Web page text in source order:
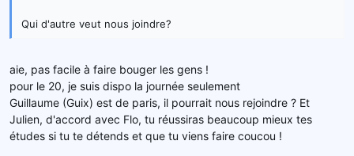
Qui d'autre veut nous joindre?
aie, pas facile à faire bouger les gens !
pour le 20, je suis dispo la journée seulement
Guillaume (Guix) est de paris, il pourrait nous rejoindre ? Et
Julien, d'accord avec Flo, tu réussiras beaucoup mieux tes
études si tu te détends et que tu viens faire coucou !